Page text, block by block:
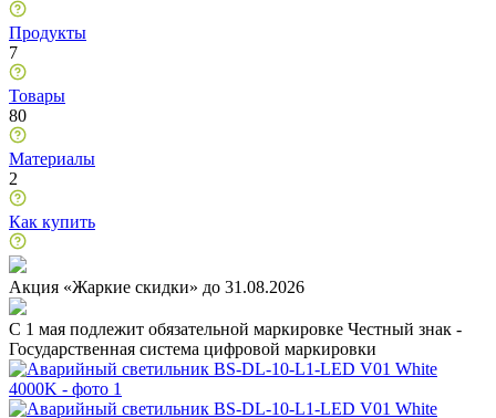
Продукты
7
Товары
80
Материалы
2
Как купить
Акция «Жаркие скидки» до 31.08.2026
C 1 мая подлежит обязательной маркировке Честный знак -
Государственная система цифровой маркировки